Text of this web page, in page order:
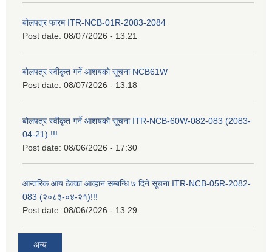
बोलपत्र फारम ITR-NCB-01R-2083-2084
Post date: 08/07/2026 - 13:21
बोलपत्र स्वीकृत गर्ने आशयको सूचना NCB61W
Post date: 08/07/2026 - 13:18
बोलपत्र स्वीकृत गर्ने आशयको सूचना ITR-NCB-60W-082-083 (2083-
04-21) !!!
Post date: 08/06/2026 - 17:30
आन्तरिक आय ठेक्का आव्हान सम्बन्धि ७ दिने सूचना ITR-NCB-05R-2082-
083 (२०८३-०४-२१)!!!
Post date: 08/06/2026 - 13:29
अन्य